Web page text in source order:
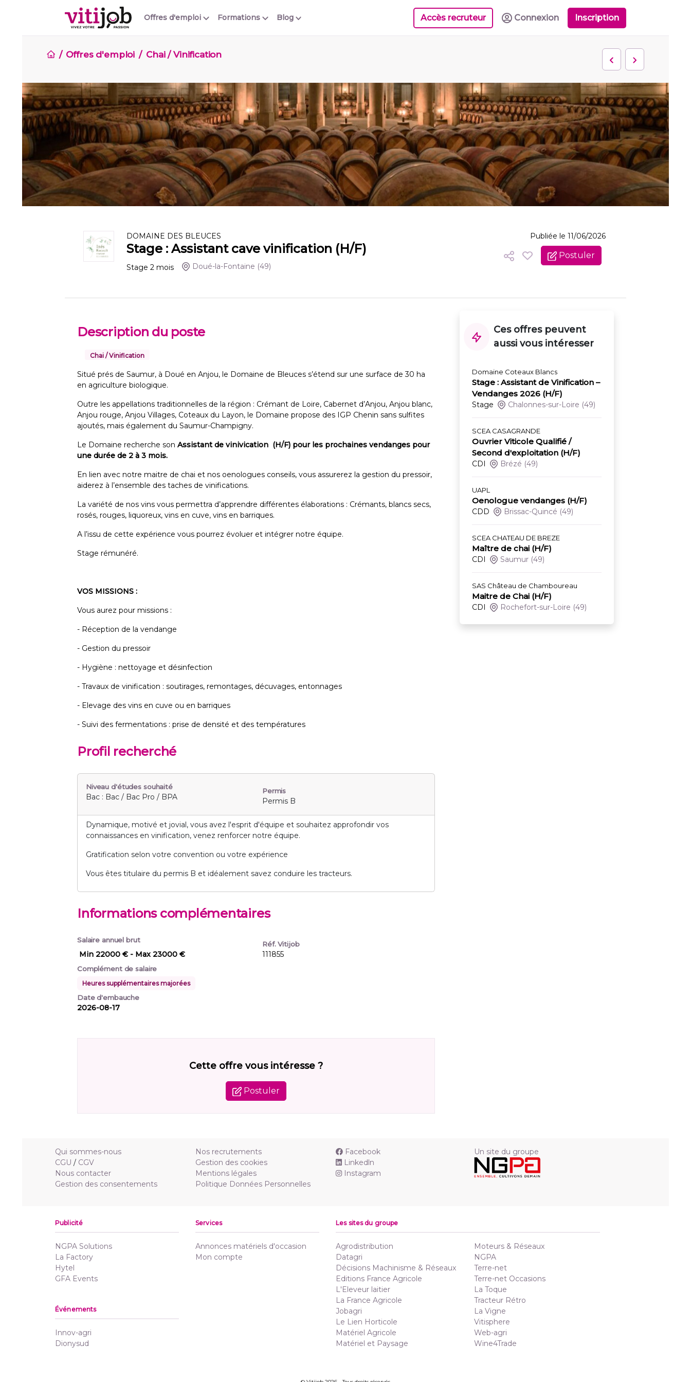
Offres d'emploi Blog
Formations Accès recruteur Connexion Inscription
Offres d'emploi Chai / Vinification
DOMAINE DES BLEUCES
Stage : Assistant cave vinification (H/F)
Stage 2 mois Doué-la-Fontaine (49)
Publiée le 11/06/2026
Postuler
Description du poste
Chai / Vinification
Situé prés de Saumur, à Doué en Anjou, le Domaine de Bleuces s’étend sur une surface de 30 ha
en agriculture biologique.
Outre les appellations traditionnelles de la région : Crémant de Loire, Cabernet d’Anjou, Anjou blanc,
Anjou rouge, Anjou Villages, Coteaux du Layon, le Domaine propose des IGP Chenin sans sulfites
ajoutés, mais également du Saumur-Champigny.
Le Domaine recherche son Assistant de vinivication (H/F) pour les prochaines vendanges pour
une durée de 2 à 3 mois.
En lien avec notre maitre de chai et nos oenologues conseils, vous assurerez la gestion du pressoir,
aiderez à l’ensemble des taches de vinifications.
La variété de nos vins vous permettra d’apprendre différentes élaborations : Crémants, blancs secs,
rosés, rouges, liquoreux, vins en cuve, vins en barriques.
A l’issu de cette expérience vous pourrez évoluer et intégrer notre équipe.
Stage rémunéré.
VOS MISSIONS :
Vous aurez pour missions :
- Réception de la vendange
- Gestion du pressoir
- Hygiène : nettoyage et désinfection
- Travaux de vinification : soutirages, remontages, décuvages, entonnages
- Elevage des vins en cuve ou en barriques
- Suivi des fermentations : prise de densité et des températures
Profil recherché
Niveau d'études souhaité
Bac : Bac / Bac Pro / BPA
Permis
Permis B
Dynamique, motivé et jovial, vous avez l'esprit d'équipe et souhaitez approfondir vos
connaissances en vinification, venez renforcer notre équipe.
Gratification selon votre convention ou votre expérience
Vous êtes titulaire du permis B et idéalement savez conduire les tracteurs.
Informations complémentaires
Salaire annuel brut
Min 22000 € - Max 23000 €
Complément de salaire
Heures supplémentaires majorées
Date d'embauche
2026-08-17
Réf. Vitijob
111855
Cette offre vous intéresse ?
Postuler
Ces offres peuvent
aussi vous intéresser
Domaine Coteaux Blancs
Stage : Assistant de Vinification –
Vendanges 2026 (H/F)
Stage Chalonnes-sur-Loire (49)
SCEA CASAGRANDE
Ouvrier Viticole Qualifié /
Second d'exploitation (H/F)
CDI Brézé (49)
UAPL
Oenologue vendanges (H/F)
CDD Brissac-Quincé (49)
SCEA CHATEAU DE BREZE
Maître de chai (H/F)
CDI Saumur (49)
SAS Château de Chamboureau
Maitre de Chai (H/F)
CDI Rochefort-sur-Loire (49)
Qui sommes-nous
CGU / CGV
Nous contacter
Gestion des consentements
Nos recrutements
Gestion des cookies
Mentions légales
Politique Données Personnelles
Facebook
Linkedln
Instagram
Un site du groupe
Publicité
NGPA Solutions
La Factory
Hytel
GFA Events
Services
Annonces matériels d'occasion
Mon compte
Événements
Innov-agri
Dionysud
Les sites du groupe
Agrodistribution
Datagri
Décisions Machinisme & Réseaux
Editions France Agricole
L'Eleveur laitier
La France Agricole
Jobagri
Le Lien Horticole
Matériel Agricole
Matériel et Paysage
Moteurs & Réseaux
NGPA
Terre-net
Terre-net Occasions
La Toque
Tracteur Rétro
La Vigne
Vitisphere
Web-agri
Wine4Trade